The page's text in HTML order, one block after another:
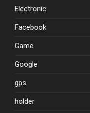
Electronic
Facebook
Game
Google
gps
holder